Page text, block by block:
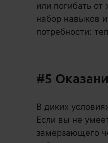
или погибать
набор навыков
потребности:
#5
В диких
Если вы не
замерзающего